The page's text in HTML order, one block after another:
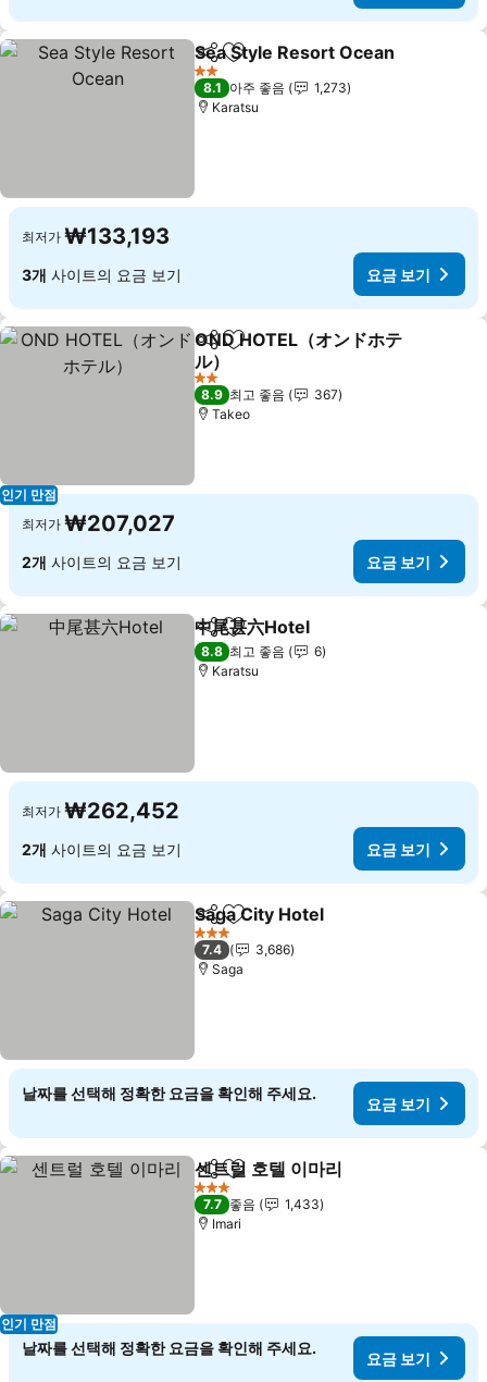
공유 즐겨찾기에 추가
Sea Style Resort Ocean
2 성급
8.1 아주 좋음
1,273
Karatsu
최저가 ₩133,193
3개 사이트의 요금 보기 요금 보기
인기 만점
공유 즐겨찾기에 추가
OND HOTEL（オンドホテ
ル）
2 성급
8.9 최고 좋음
367
Takeo
최저가 ₩207,027
2개 사이트의 요금 보기 요금 보기
공유 즐겨찾기에 추가
中尾甚六Hotel
8.8 최고 좋음
6
Karatsu
최저가 ₩262,452
2개 사이트의 요금 보기 요금 보기
공유 즐겨찾기에 추가
Saga City Hotel
3 성급
7.4
3,686
Saga
날짜를 선택해 정확한 요금을 확인해 주세요.
요금 보기
인기 만점
공유 즐겨찾기에 추가
센트럴 호텔 이마리
3 성급
7.7 좋음
1,433
Imari
날짜를 선택해 정확한 요금을 확인해 주세요.
요금 보기